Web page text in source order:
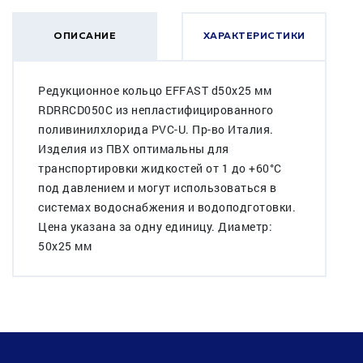
ОПИСАНИЕ ХАРАКТЕРИСТИКИ
Редукционное кольцо EFFAST d50x25 мм
RDRRCD050C из непластифицированного
поливинилхлорида PVC-U. Пр-во Италия.
Изделия из ПВХ оптимальны для
транспортировки жидкостей от 1 до +60°C
под давлением и могут использоваться в
системах водоснабжения и водоподготовки.
Цена указана за одну единицу. Диаметр:
50x25 мм